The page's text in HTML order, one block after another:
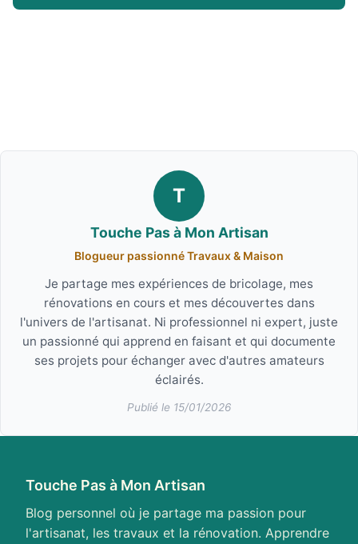
T
Touche Pas à Mon Artisan
Blogueur passionné Travaux & Maison
Je partage mes expériences de bricolage, mes
rénovations en cours et mes découvertes dans
l'univers de l'artisanat. Ni professionnel ni expert, juste
un passionné qui apprend en faisant et qui documente
ses projets pour échanger avec d'autres amateurs
éclairés.
Publié le 15/01/2026
Touche Pas à Mon Artisan
Blog personnel où je partage ma passion pour
l'artisanat, les travaux et la rénovation. Apprendre